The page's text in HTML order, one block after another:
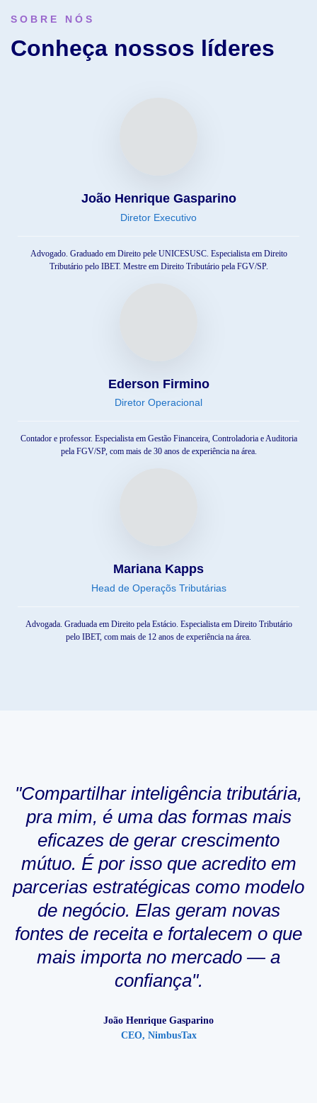
SOBRE NÓS
Conheça nossos líderes
João Henrique Gasparino
Diretor Executivo
Advogado. Graduado em Direito pele UNICESUSC. Especialista em Direito
Tributário pelo IBET. Mestre em Direito Tributário pela FGV/SP.
Ederson Firmino
Diretor Operacional
Contador e professor. Especialista em Gestão Financeira, Controladoria e Auditoria
pela FGV/SP, com mais de 30 anos de experiência na área.
Mariana Kapps
Head de Operaçõs Tributárias
Advogada. Graduada em Direito pela Estácio. Especialista em Direito Tributário
pelo IBET, com mais de 12 anos de experiência na área.
"Compartilhar inteligência tributária,
pra mim, é uma das formas mais
eficazes de gerar crescimento
mútuo. É por isso que acredito em
parcerias estratégicas como modelo
de negócio. Elas geram novas
fontes de receita e fortalecem o que
mais importa no mercado — a
confiança".
João Henrique Gasparino
CEO, NimbusTax